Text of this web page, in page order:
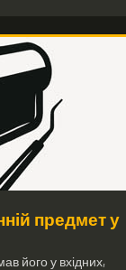
предмет у
його у вхідних,